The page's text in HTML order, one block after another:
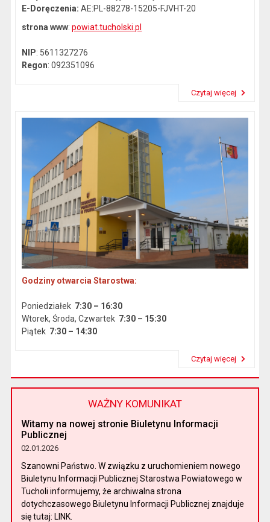
E-Doręczenia:AE:PL-88278-15205-FJVHT-20
strona www:powiat.tucholski.pl
NIP: 5611327276
Regon: 092351096
Czytaj więcej
Godziny otwarcia Starostwa:
Poniedziałek 7:30 – 16:30
Wtorek, Środa, Czwartek 7:30 – 15:30
Piątek 7:30 – 14:30
Czytaj więcej
WAŻNY KOMUNIKAT
Witamy na nowej stronie Biuletynu Informacji
Publicznej
02.01.2026
Szanowni Państwo. W związku z uruchomieniem nowego
Biuletynu Informacji Publicznej Starostwa Powiatowego w
Tucholi informujemy, że archiwalna strona
dotychczasowego Biuletynu Informacji Publicznej znajduje
się tutaj: LINK.